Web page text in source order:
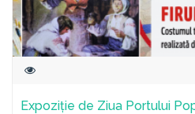
Expoziție de Ziua Portului